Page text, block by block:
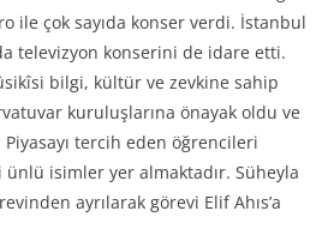
ile çok sayıda konser verdi. İstanbul
televizyon konserini de idare etti.
bilgi, kültür ve zevkine sahip
kuruluşlarına önayak oldu ve
tercih eden öğrencileri
ünlü isimler yer almaktadır. Süheyla
ayrılarak görevi Elif Ahıs’a